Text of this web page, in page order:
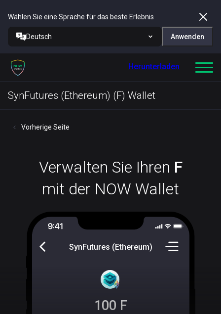
Wählen Sie eine Sprache für das beste Erlebnis
Deutsch Anwenden
Herunterladen
SynFutures (Ethereum) (F) Wallet
Vorherige Seite
Verwalten Sie Ihren F
mit der NOW Wallet
SynFutures (Ethereum)
100 F